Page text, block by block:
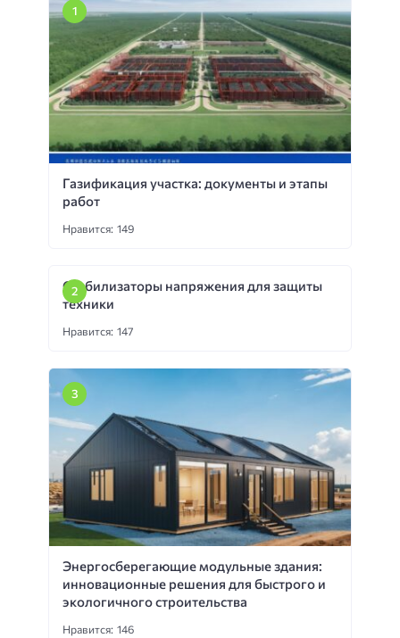
Газификация участка: документы и этапы
работ
Нравится: 149
Стабилизаторы напряжения для защиты
техники
Нравится: 147
Энергосберегающие модульные здания:
инновационные решения для быстрого и
экологичного строительства
Нравится: 146